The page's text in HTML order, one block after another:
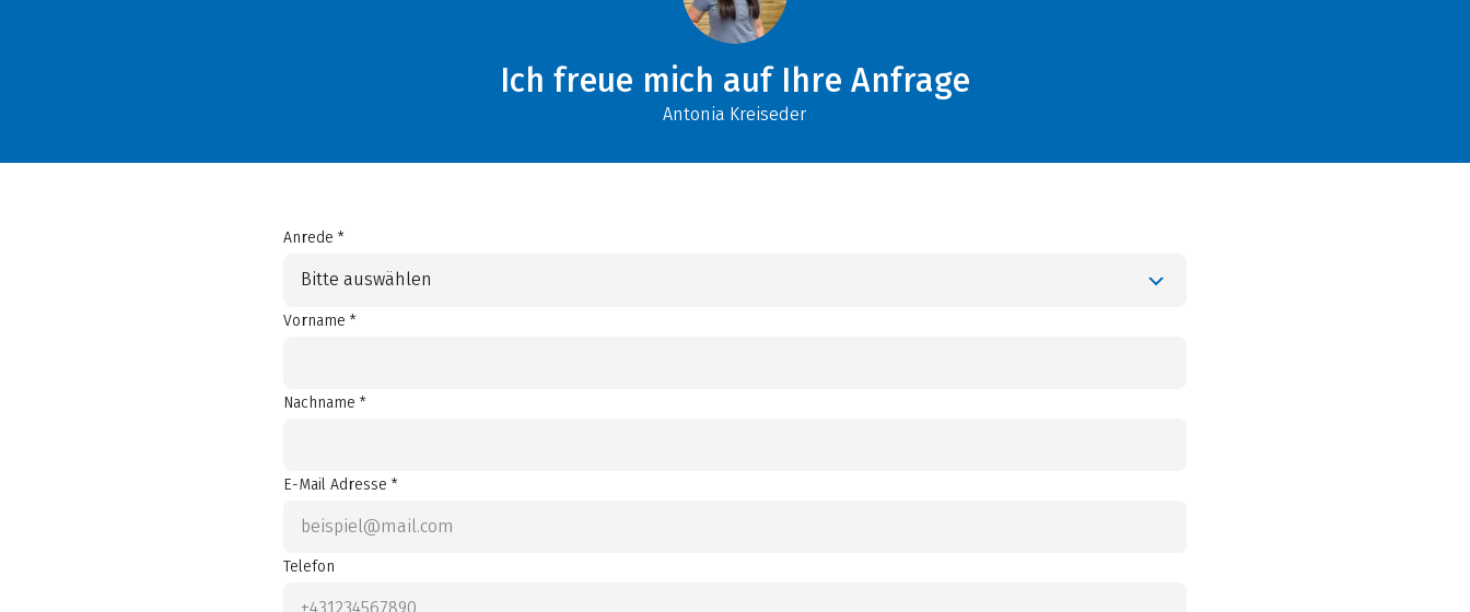
Ich freue mich auf Ihre Anfrage
Antonia Kreiseder
Anrede *
Bitte auswählen
Vorname *
Nachname *
E-Mail Adresse *
Telefon